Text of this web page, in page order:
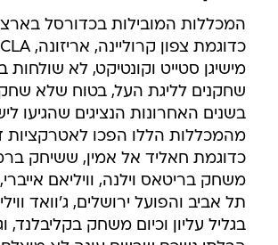
החמישי
אור שקדי
16.11.2010 / 7:52
ליובין וגלבוע/גליל מקרטעים,
ככה, לכדורסל יש בעיה. אור
1. נקודת האור של המחזור  ריימר מורגן
המכללות המובילות בכדורסל